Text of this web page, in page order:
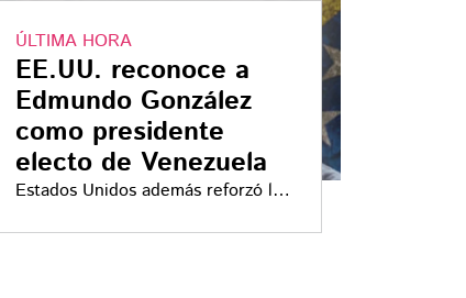
ÚLTIMA HORA
EE.UU. reconoce a
Edmundo González
como presidente
electo de Venezuela
Estados Unidos además reforzó las